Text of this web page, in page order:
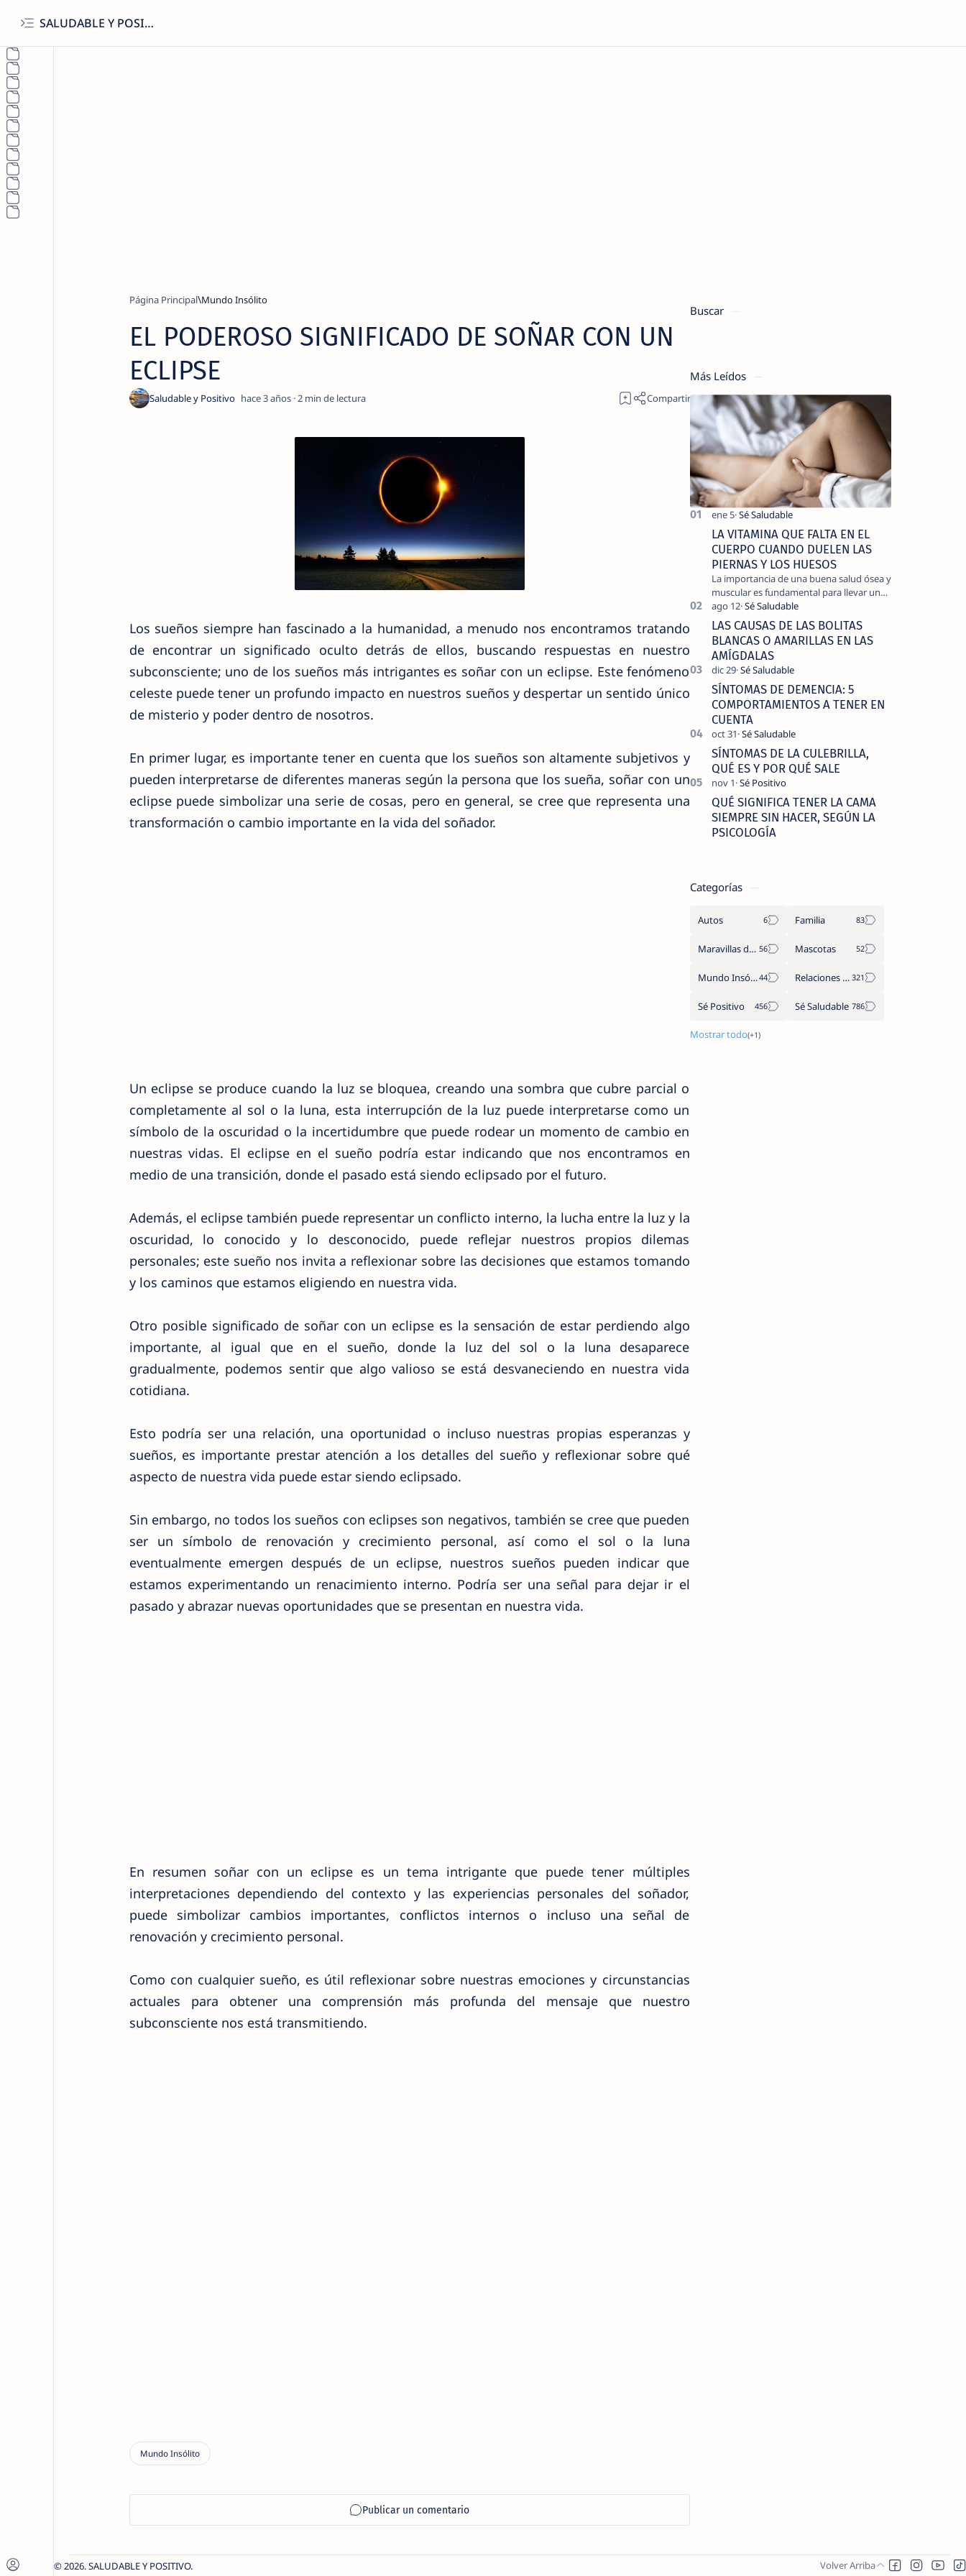
SALUDABLE Y POSITIVO
Página Principal Mundo Insólito
EL PODEROSO SIGNIFICADO DE SOÑAR CON UN
ECLIPSE
hace 3 años 2
Los sueños siempre han fascinado a la humanidad, a menudo nos encontramos tratando
de encontrar un significado oculto detrás de ellos, buscando respuestas en nuestro
subconsciente; uno de los sueños más intrigantes es soñar con un eclipse. Este fenómeno
celeste puede tener un profundo impacto en nuestros sueños y despertar un sentido único
de misterio y poder dentro de nosotros.
En primer lugar, es importante tener en cuenta que los sueños son altamente subjetivos y
pueden interpretarse de diferentes maneras según la persona que los sueña, soñar con un
eclipse puede simbolizar una serie de cosas, pero en general, se cree que representa una
transformación o cambio importante en la vida del soñador.
Un eclipse se produce cuando la luz se bloquea, creando una sombra que cubre parcial o
completamente al sol o la luna, esta interrupción de la luz puede interpretarse como un
símbolo de la oscuridad o la incertidumbre que puede rodear un momento de cambio en
nuestras vidas. El eclipse en el sueño podría estar indicando que nos encontramos en
medio de una transición, donde el pasado está siendo eclipsado por el futuro.
Además, el eclipse también puede representar un conflicto interno, la lucha entre la luz y la
oscuridad, lo conocido y lo desconocido, puede reflejar nuestros propios dilemas
personales; este sueño nos invita a reflexionar sobre las decisiones que estamos tomando
y los caminos que estamos eligiendo en nuestra vida.
Otro posible significado de soñar con un eclipse es la sensación de estar perdiendo algo
importante, al igual que en el sueño, donde la luz del sol o la luna desaparece
gradualmente, podemos sentir que algo valioso se está desvaneciendo en nuestra vida
cotidiana.
Esto podría ser una relación, una oportunidad o incluso nuestras propias esperanzas y
sueños, es importante prestar atención a los detalles del sueño y reflexionar sobre qué
aspecto de nuestra vida puede estar siendo eclipsado.
Sin embargo, no todos los sueños con eclipses son negativos, también se cree que pueden
ser un símbolo de renovación y crecimiento personal, así como el sol o la luna
eventualmente emergen después de un eclipse, nuestros sueños pueden indicar que
estamos experimentando un renacimiento interno. Podría ser una señal para dejar ir el
pasado y abrazar nuevas oportunidades que se presentan en nuestra vida.
En resumen soñar con un eclipse es un tema intrigante que puede tener múltiples
interpretaciones dependiendo del contexto y las experiencias personales del soñador,
puede simbolizar cambios importantes, conflictos internos o incluso una señal de
renovación y crecimiento personal.
Como con cualquier sueño, es útil reflexionar sobre nuestras emociones y circunstancias
actuales para obtener una comprensión más profunda del mensaje que nuestro
subconsciente nos está transmitiendo.
Buscar
Más Leídos
LA VITAMINA QUE FALTA EN EL
CUERPO CUANDO DUELEN LAS
PIERNAS Y LOS HUESOS
La importancia de una buena salud ósea y
muscular es fundamental para llevar una
vida activa y sin dolor, cuando
experimentamos dolor en las piernas …
LAS CAUSAS DE LAS BOLITAS
BLANCAS O AMARILLAS EN LAS
AMÍGDALAS
SÍNTOMAS DE DEMENCIA: 5
COMPORTAMIENTOS A TENER EN
CUENTA
SÍNTOMAS DE LA CULEBRILLA,
QUÉ ES Y POR QUÉ SALE
QUÉ SIGNIFICA TENER LA CAMA
SIEMPRE SIN HACER, SEGÚN LA
PSICOLOGÍA
Categorías
Autos Familia
Maravillas del Mundo Mascotas
Mundo Insólito Relaciones de Parejas
Sé Positivo Sé Saludable
2026.SALUDABLE Y POSITIVO.